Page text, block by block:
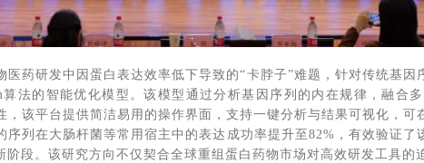
医药研发中因蛋白表达效率低下导致的“卡脖子”难题，针对传统基
法的智能优化模型。该模型通过分析基因序列的内在规律，融合
，该平台提供简洁易用的操作界面，支持一键分析与结果可视化，可
序列在大肠杆菌等常用宿主中的表达成功率提升至82%，有效验证
阶段。该研究方向不仅契合全球重组蛋白药物市场对高效研发工具